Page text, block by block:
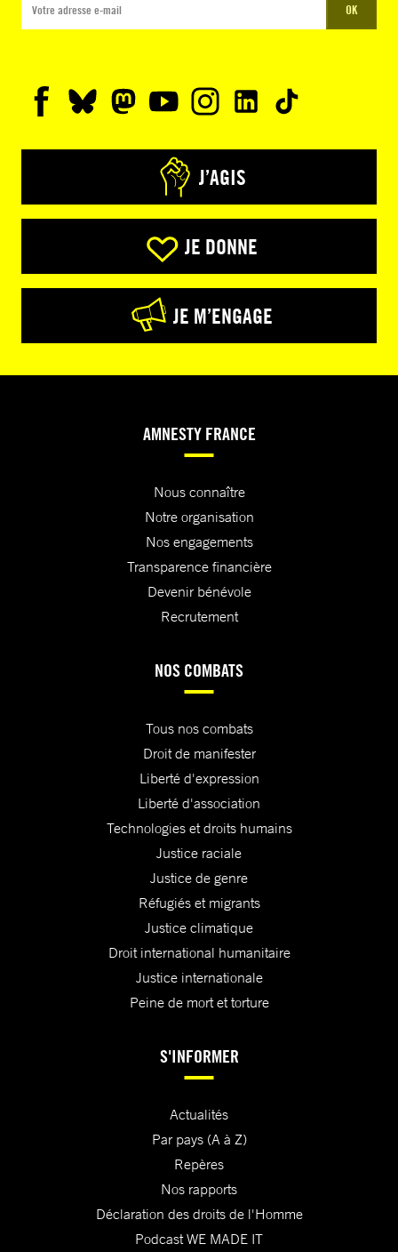
OK
J’AGIS
JE DONNE
JE M’ENGAGE
AMNESTY FRANCE
Nous connaître
Notre organisation
Nos engagements
Transparence financière
Devenir bénévole
Recrutement
NOS COMBATS
Tous nos combats
Droit de manifester
Liberté d'expression
Liberté d'association
Technologies et droits humains
Justice raciale
Justice de genre
Réfugiés et migrants
Justice climatique
Droit international humanitaire
Justice internationale
Peine de mort et torture
S'INFORMER
Actualités
Par pays (A à Z)
Repères
Nos rapports
Déclaration des droits de l'Homme
Podcast WE MADE IT